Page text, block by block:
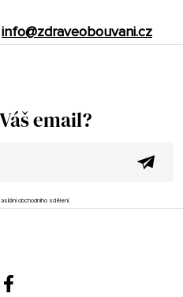
info@zdraveobouvani.cz
email?
obchodního sdělení.
Facebook